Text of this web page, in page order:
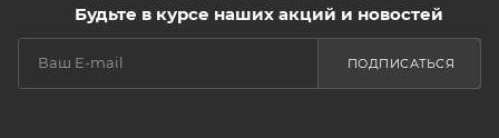
Будьте в курсе наших акций и новостей
ПОДПИСАТЬСЯ